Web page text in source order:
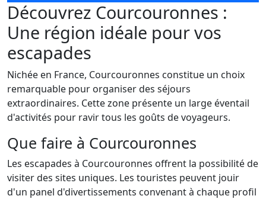
Découvrez Courcouronnes :
Une région idéale pour vos
escapades
Nichée en France, Courcouronnes constitue un choix
remarquable pour organiser des séjours
extraordinaires. Cette zone présente un large éventail
d'activités pour ravir tous les goûts de voyageurs.
Que faire à Courcouronnes
Les escapades à Courcouronnes offrent la possibilité de
visiter des sites uniques. Les touristes peuvent jouir
d'un panel d'divertissements convenant à chaque profil